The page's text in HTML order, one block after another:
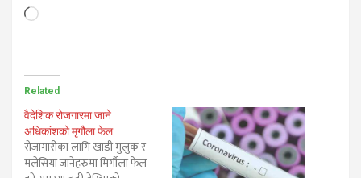
Loading…
Related
वैदेशिक रोजगारमा जाने
अधिकांशको मृगौला फेल
रोजागारीका लागि खाडी मुलुक र
मलेसिया जानेहरुमा मिर्गौला फेल